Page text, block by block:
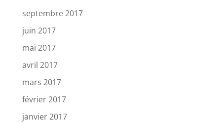
septembre 2017
juin 2017
mai 2017
avril 2017
mars 2017
février 2017
janvier 2017